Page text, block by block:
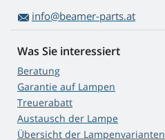
info@beamer-parts.at
Was Sie interessiert
Beratung
Garantie auf Lampen
Treuerabatt
Austausch der Lampe
Übersicht der Lampenvarianten